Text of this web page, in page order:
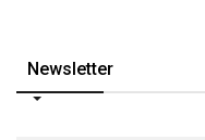
Newsletter